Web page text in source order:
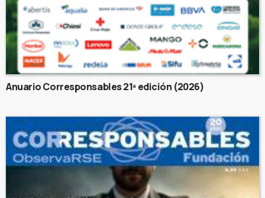
Anuario Corresponsables 21ª edición (2026)